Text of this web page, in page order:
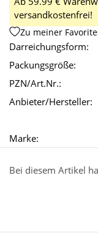
versandkostenfrei!
Zu meiner
Darreichungsform:
Packungsgröße:
PZN/Art.Nr.:
Anbieter/Hersteller:
Marke:
Bei diesem Artikel